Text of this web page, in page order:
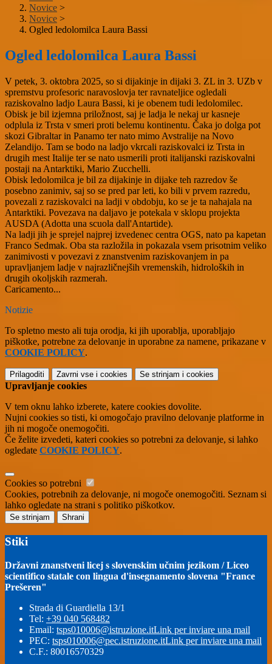
Novice >
Novice >
Ogled ledolomilca Laura Bassi
Ogled ledolomilca Laura Bassi
V petek, 3. oktobra 2025, so si dijakinje in dijaki 3. ZL in 3. UZb v
spremstvu profesoric naravoslovja ter ravnateljice ogledali
raziskovalno ladjo Laura Bassi, ki je obenem tudi ledolomilec.
Obisk je bil izjemna priložnost, saj je ladja le nekaj ur kasneje
odplula iz Trsta v smeri proti belemu kontinentu. Čaka jo dolga pot
skozi Gibraltar in Panamo ter nato mimo Avstralije na Novo
Zelandijo. Tam se bodo na ladjo vkrcali raziskovalci iz Trsta in
drugih mest Italije ter se nato usmerili proti italijanski raziskovalni
postaji na Antarktiki, Mario Zucchelli.
Obisk ledolomilca je bil za dijakinje in dijake teh razredov še
posebno zanimiv, saj so se pred par leti, ko bili v prvem razredu,
povezali z raziskovalci na ladji v obdobju, ko se je ta nahajala na
Antarktiki. Povezava na daljavo je potekala v sklopu projekta
AUSDA (Adotta una scuola dall'Antartide).
Na ladji jih je sprejel najprej izvedenec centra OGS, nato pa kapetan
Franco Sedmak. Oba sta razložila in pokazala vsem prisotnim veliko
zanimivosti v povezavi z znanstvenim raziskovanjem in pa
upravljanjem ladje v najrazličnejših vremenskih, hidroloških in
drugih okoljskih razmerah.
Caricamento...
Notizie
To spletno mesto ali tuja orodja, ki jih uporablja, uporabljajo
piškotke, potrebne za delovanje in uporabne za namene, prikazane v
COOKIE POLICY.
Prilagoditi Zavrni vse i cookies Se strinjam i cookies
Upravljanje cookies
V tem oknu lahko izberete, katere cookies dovolite.
Nujni cookies so tisti, ki omogočajo pravilno delovanje platforme in
jih ni mogoče onemogočiti.
Če želite izvedeti, kateri cookies so potrebni za delovanje, si lahko
ogledate COOKIE POLICY.
Cookies so potrebni
Cookies, potrebnih za delovanje, ni mogoče onemogočiti. Seznam si
lahko ogledate na strani s politiko piškotkov.
Se strinjam Shrani
Stiki
Državni znanstveni licej s slovenskim učnim jezikom / Liceo
scientifico statale con lingua d'insegnamento slovena "France
Prešeren"
Strada di Guardiella 13/1
Tel: +39 040 568482
Email: tsps010006@istruzione.itLink per inviare una mail
PEC: tsps010006@pec.istruzione.itLink per inviare una mail
C.F.: 80016570329